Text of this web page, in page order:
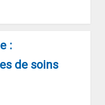
:
de soins